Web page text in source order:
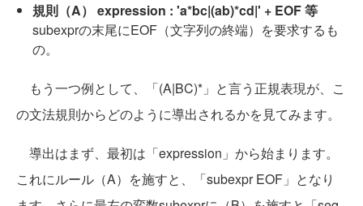
規則（A） expression : 'a*bc|(ab)*cd|' + EOF 等
subexprの末尾にEOF（文字列の終端）を要求するも
の。
もう一つ例として、「(A|BC)*」と言う正規表現が、こ
の文法規則からどのように導出されるかを見てみます。
導出はまず、最初は「expression」から始まります。
これにルール（A）を施すと、「subexpr EOF」となり